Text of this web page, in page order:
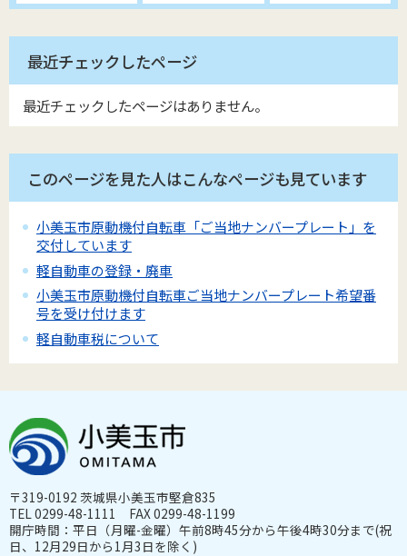
最近チェックしたページ
最近チェックしたページはありません。
このページを見た人はこんなページも見ています
小美玉市原動機付自転車「ご当地ナンバープレート」を
交付しています
軽自動車の登録・廃車
小美玉市原動機付自転車ご当地ナンバープレート希望番
号を受け付けます
軽自動車税について
〒319-0192 茨城県小美玉市堅倉835
TEL 0299-48-1111 FAX 0299-48-1199
開庁時間：平日（月曜-金曜）午前8時45分から午後4時30分まで(祝
日、12月29日から1月3日を除く)